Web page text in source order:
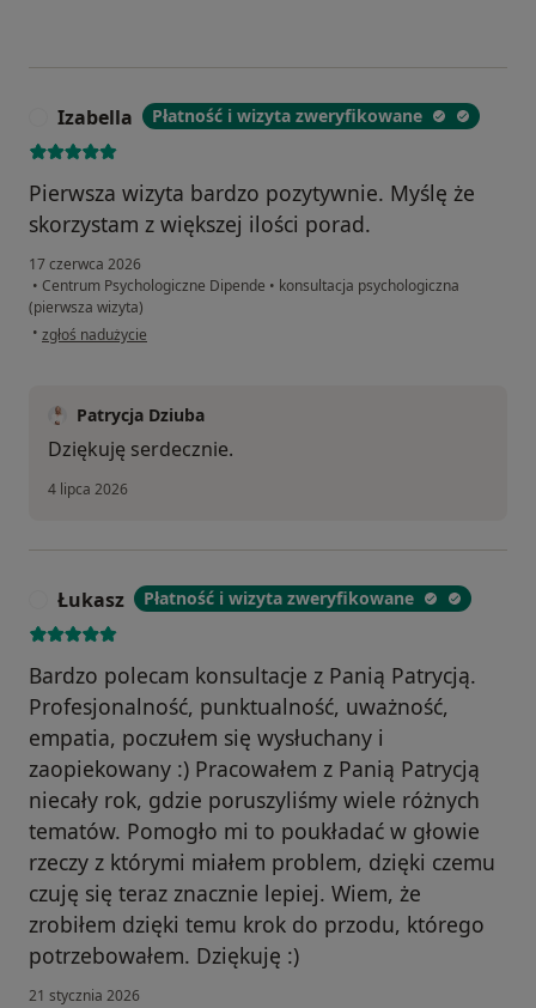
Izabella Płatność i wizyta zweryfikowane
Pierwsza wizyta bardzo pozytywnie. Myślę że
skorzystam z większej ilości porad.
17 czerwca 2026
• Centrum Psychologiczne Dipende • konsultacja psychologiczna
(pierwsza wizyta)
• w opinii użytkownika Izabella
zgłoś nadużycie
Patrycja Dziuba
Dziękuję serdecznie.
4 lipca 2026
Łukasz Płatność i wizyta zweryfikowane
Bardzo polecam konsultacje z Panią Patrycją.
Profesjonalność, punktualność, uważność,
empatia, poczułem się wysłuchany i
zaopiekowany :) Pracowałem z Panią Patrycją
niecały rok, gdzie poruszyliśmy wiele różnych
tematów. Pomogło mi to poukładać w głowie
rzeczy z którymi miałem problem, dzięki czemu
czuję się teraz znacznie lepiej. Wiem, że
zrobiłem dzięki temu krok do przodu, którego
potrzebowałem. Dziękuję :)
21 stycznia 2026